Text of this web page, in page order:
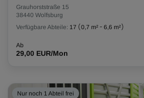
240,00 EUR/Mon
Abteil 18
Volumen: 6,7 m³
Grauhorststraße 15
38440 Wolfsburg
Verfügbare Abteile: 17 (0,7 m² - 6,6 m²)
Ab
29,00 EUR/Mon
Nur noch 1 Abteil frei